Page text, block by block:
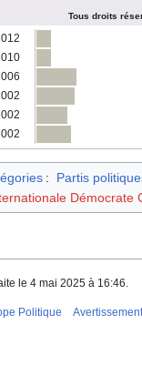
Tous droits
:
Partis
Démocrate
le 4 mai 2025 à 16:46.
Politique